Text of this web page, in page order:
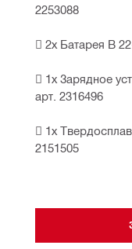
2253088
 2х Батарея B
 1х Зарядное
арт. 2316496
 1х
2151505